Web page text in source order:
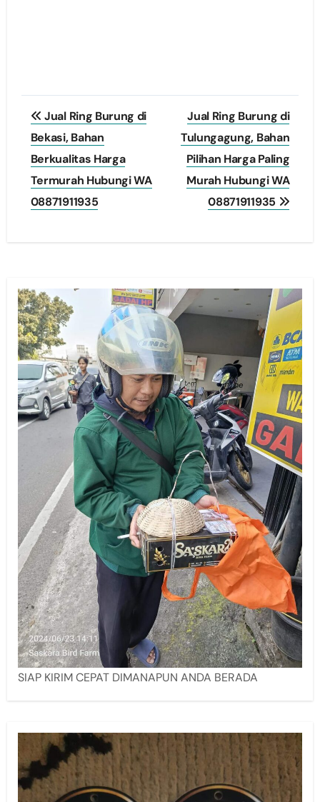
Post
navigation
Jual Ring Burung di
Bekasi, Bahan
Berkualitas Harga
Termurah Hubungi WA
08871911935
Jual Ring Burung di
Tulungagung, Bahan
Pilihan Harga Paling
Murah Hubungi WA
08871911935
SIAP KIRIM CEPAT DIMANAPUN ANDA BERADA